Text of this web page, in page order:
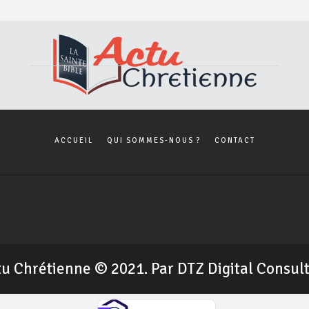
ACCUEIL QUI SOMMES-NOUS ? CONTACT
Chrétienne © 2021. Par DTZ Digital